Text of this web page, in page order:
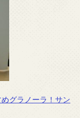
グラノーラ！サン